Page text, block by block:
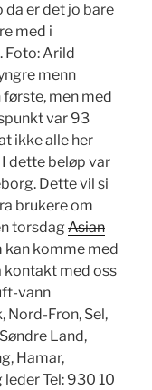
er det jo bare
med i
Foto: Arild
menn
men med
var 93
ikke alle her
dette beløp var
Dette vil si
brukere om
torsdag Asian
komme med
kontakt med oss
vann
Fron, Sel,
Land,
Hamar,
Tel: 930 10